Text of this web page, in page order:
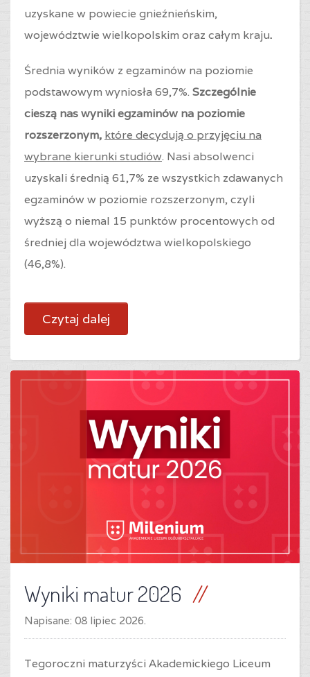
uzyskane w powiecie gnieźnieńskim,
województwie wielkopolskim oraz całym kraju.
Średnia wyników z egzaminów na poziomie
podstawowym wyniosła 69,7%. Szczególnie
cieszą nas wyniki egzaminów na poziomie
rozszerzonym, które decydują o przyjęciu na
wybrane kierunki studiów. Nasi absolwenci
uzyskali średnią 61,7% ze wszystkich zdawanych
egzaminów w poziomie rozszerzonym, czyli
wyższą o niemal 15 punktów procentowych od
średniej dla województwa wielkopolskiego
(46,8%).
Czytaj dalej
Wyniki matur 2026
Napisane: 08 lipiec 2026.
Tegoroczni maturzyści Akademickiego Liceum